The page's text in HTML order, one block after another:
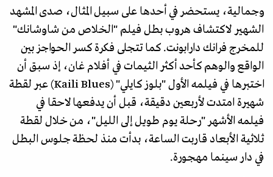
وجمالية، يستحضر في أحدها على سبيل المثال، صدى المشهد
الشهير لاكتشاف هروب بطل فيلم "الخلاص من شاوشانك"
للمخرج فرانك دارابونت. كما تتجلى فكرة كسر الحواجز بين
الواقع والوهم كأحد أكثر الثيمات في أفلام غان، إذ سبق أن
اختبرها في فيلمه الأول "بلوز كايلي" (Kaili Blues) عبر لقطة
شهيرة امتدت لأربعين دقيقة، قبل أن يدفعها لاحقا في
فيلمه الأشهر "رحلة يوم طويل إلى الليل"، من خلال لقطة
ثلاثية الأبعاد قاربت الساعة، بدأت منذ لحظة جلوس البطل
في دار سينما مهجورة.